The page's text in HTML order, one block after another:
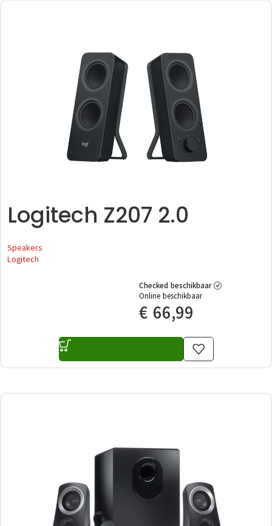
Logitech Z207 2.0
Speakers
Logitech
Checked beschikbaar
Online beschikbaar
€ 66,99